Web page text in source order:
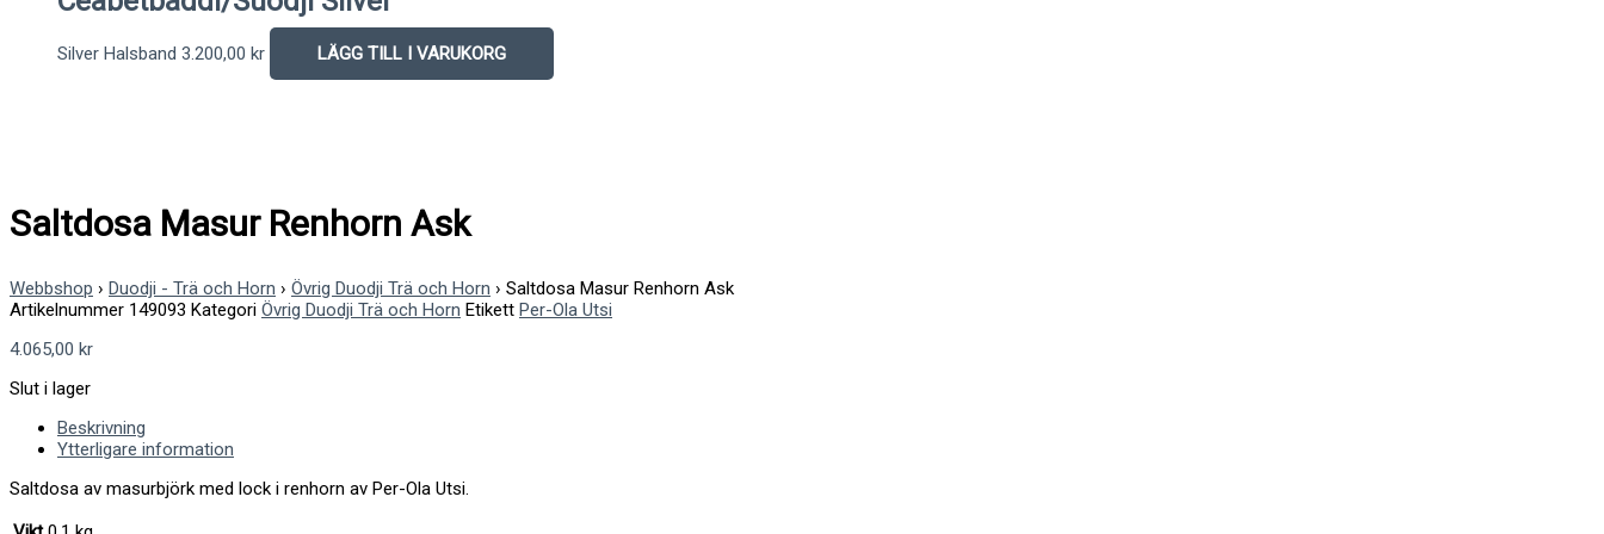
Silver Halsband 3.200,00 kr LÄGG TILL I VARUKORG
Saltdosa Masur Renhorn Ask
Webbshop › Duodji - Trä och Horn › Övrig Duodji Trä och Horn › Saltdosa Masur Renhorn Ask
Artikelnummer 149093 Kategori Övrig Duodji Trä och Horn Etikett Per-Ola Utsi
4.065,00 kr
Slut i lager
Beskrivning
Ytterligare information
Saltdosa av masurbjörk med lock i renhorn av Per-Ola Utsi.